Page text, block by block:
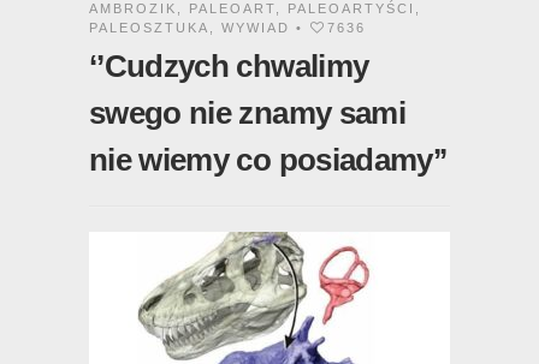
AMBROZIK
PALEOART PALEOARTYŚCI
PALEOSZTUKA
WYWIAD • 7636
‘’Cudzych chwalimy
swego nie znamy sami
nie wiemy co posiadamy’’